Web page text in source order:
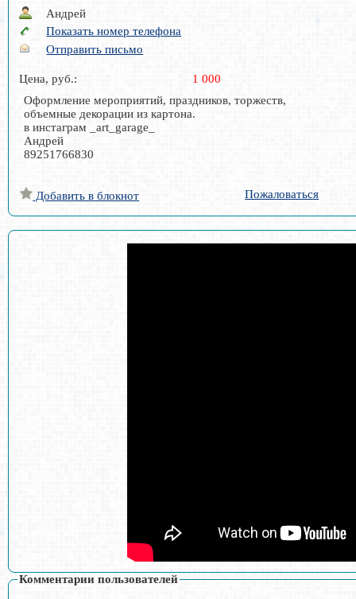
Андрей
Показать номер телефона
Отправить письмо
Цена, руб.:
1 000
Оформление мероприятий, праздников, торжеств,
объемные декорации из картона.
в инстаграм _art_garage_
Андрей
89251766830
Добавить в блокнот Пожаловаться
Комментарии пользователей